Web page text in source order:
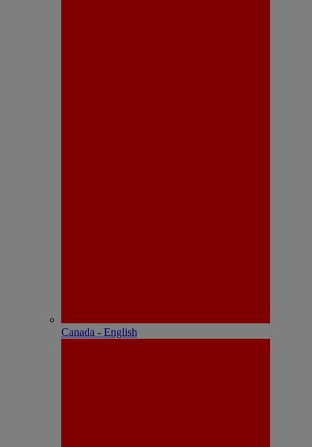
Canada - English